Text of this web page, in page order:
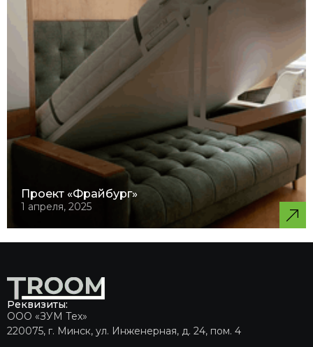
Проект «Фрайбург»
1 апреля, 2025
Реквизиты:
ООО «ЗУМ Тех»
220075, г. Минск, ул. Инженерная, д. 24, пом. 4